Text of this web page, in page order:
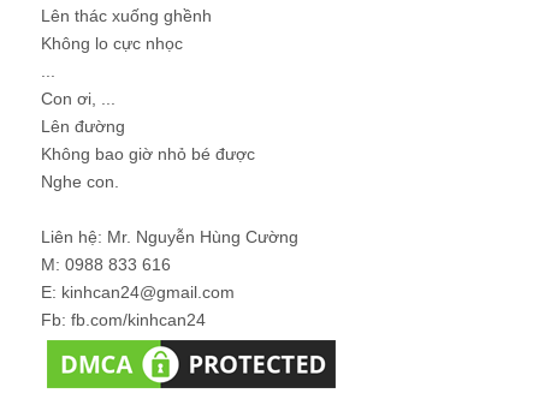
Lên thác xuống ghềnh
Không lo cực nhọc
Con ơi, ...
Lên đường
Không bao giờ nhỏ bé được
Nghe con.
Liên hệ: Mr. Nguyễn Hùng Cường
M: 0988 833 616
E: kinhcan24@gmail.com
Fb: fb.com/kinhcan24